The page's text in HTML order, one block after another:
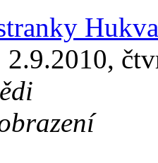
2.9.2010,